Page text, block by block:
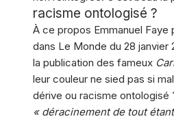
racisme ontologisé ?
À ce propos Emmanuel Faye
dans Le Monde du 28 janvier
la publication des fameux
leur couleur ne sied pas si
dérive ou racisme ontologisé
« déracinement de tout